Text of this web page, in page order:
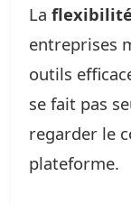
La flexibilité
entreprises
outils
se fait pas
regarder le
plateforme.